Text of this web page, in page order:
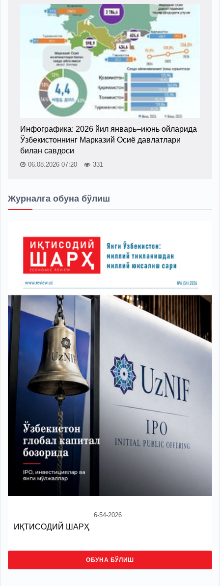
Инфографика: 2026 йил январь–июнь ойларида
Ўзбекистоннинг Марказий Осиё давлатлари
билан савдоси
06.08.2026 07:20 331
Журналга обуна бўлиш
6-54-2026
ИҚТИСОДИЙ ШАРҲ
ОБУНА БЎЛИШ